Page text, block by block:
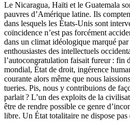
Le Nicaragua, Haïti et le Guatemala
pauvres d’Amérique latine. Ils
dans lesquels les États-Unis sont
coïncidence n’est pas forcément
dans un climat idéologique marqué
enthousiastes des intellectuels
l’autocongratulation faisait fureur : fin
mondial, État de droit, ingérence
courante alors même que nous
tueries. Pis, nous y contribuions de
parlait ? L’un des exploits de la
être de rendre possible ce genre
libre. Un État totalitaire ne dispose pas